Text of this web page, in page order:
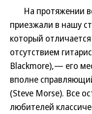
На протяжении
приезжали в нашу
который
отсутствием
Blackmore),— его
вполне
(Steve Morse). Все
любителей